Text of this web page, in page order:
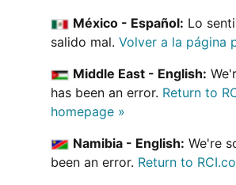
México - Español: Lo
salido mal. Volver a la página
Middle East - English:
has been an error. Return to
homepage »
Namibia - English: We're
been an error. Return to